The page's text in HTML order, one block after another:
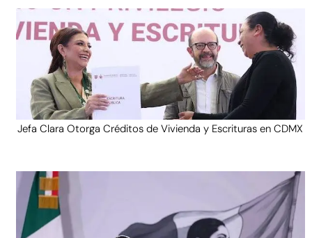
Jefa Clara Otorga Créditos de Vivienda y Escrituras en CDMX